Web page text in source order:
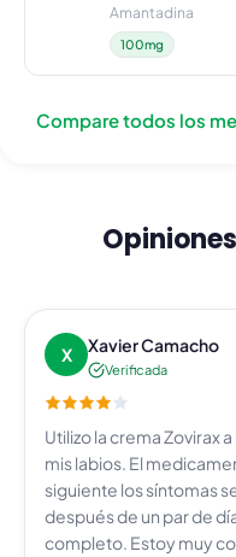
Amantadina
100mg
Compare todos los
X Xavier Camacho
Verificada
Utilizo la crema Zovirax
mis labios. El
siguiente los síntomas
después de un par de
completo. Estoy muy